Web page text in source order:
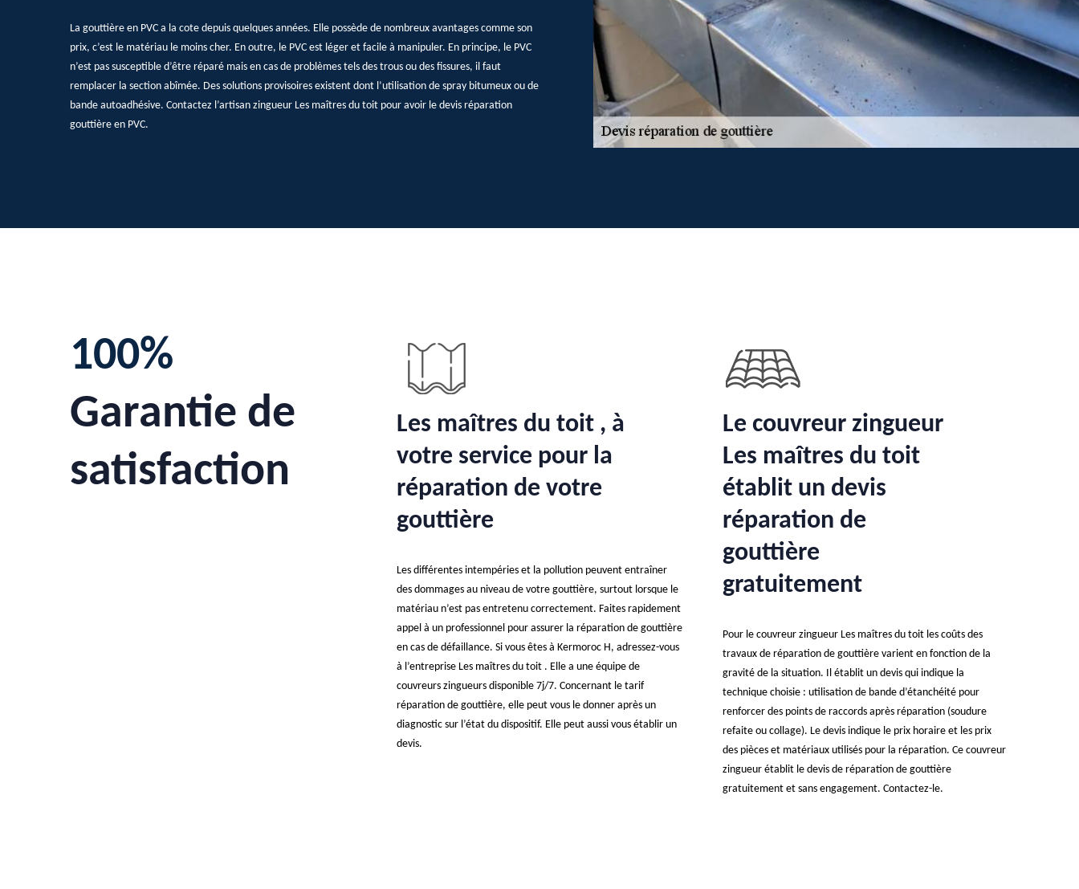
La gouttière en PVC a la cote depuis quelques années. Elle possède de nombreux avantages comme son
prix, c’est le matériau le moins cher. En outre, le PVC est léger et facile à manipuler. En principe, le PVC
n’est pas susceptible d’être réparé mais en cas de problèmes tels des trous ou des fissures, il faut
remplacer la section abîmée. Des solutions provisoires existent dont l’utilisation de spray bitumeux ou de
bande autoadhésive. Contactez l’artisan zingueur Les maîtres du toit pour avoir le devis réparation
gouttière en PVC.
100%
Garantie de
satisfaction
Les maîtres du toit , à
votre service pour la
réparation de votre
gouttière
Les différentes intempéries et la pollution peuvent entraîner
des dommages au niveau de votre gouttière, surtout lorsque le
matériau n’est pas entretenu correctement. Faites rapidement
appel à un professionnel pour assurer la réparation de gouttière
en cas de défaillance. Si vous êtes à Kermoroc H, adressez-vous
à l’entreprise Les maîtres du toit . Elle a une équipe de
couvreurs zingueurs disponible 7j/7. Concernant le tarif
réparation de gouttière, elle peut vous le donner après un
diagnostic sur l’état du dispositif. Elle peut aussi vous établir un
devis.
Le couvreur zingueur
Les maîtres du toit
établit un devis
réparation de
gouttière
gratuitement
Pour le couvreur zingueur Les maîtres du toit les coûts des
travaux de réparation de gouttière varient en fonction de la
gravité de la situation. Il établit un devis qui indique la
technique choisie : utilisation de bande d’étanchéité pour
renforcer des points de raccords après réparation (soudure
refaite ou collage). Le devis indique le prix horaire et les prix
des pièces et matériaux utilisés pour la réparation. Ce couvreur
zingueur établit le devis de réparation de gouttière
gratuitement et sans engagement. Contactez-le.